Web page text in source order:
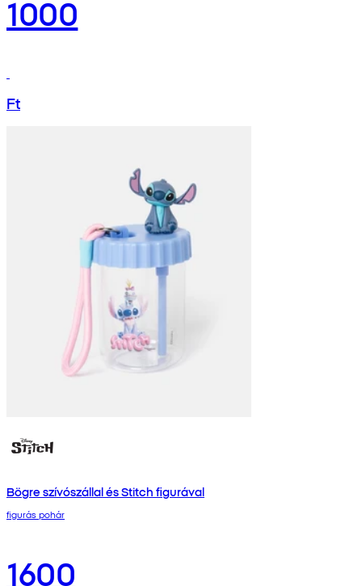
1000
Ft
Bögre szívószállal és Stitch figurával
figurás pohár
1600